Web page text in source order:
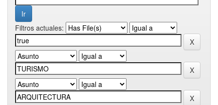
Filtros actuales: